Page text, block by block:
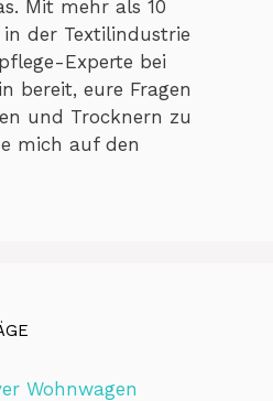
Mit mehr als 10
der Textilindustrie
Experte bei
bereit, eure Fragen
und Trocknern zu
mich auf den
Wohnwagen